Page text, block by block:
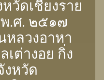
วัดเชียงราย
พ.ศ. ๒๕๑๗
วงอาหา
เต่างอย กิ่ง
งหวัด